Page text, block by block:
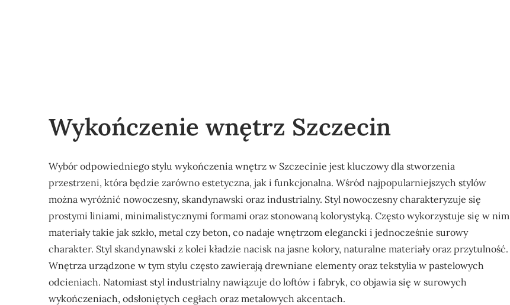
Wykończenie wnętrz Szczecin
Wybór odpowiedniego stylu wykończenia wnętrz w Szczecinie jest kluczowy dla stworzenia
przestrzeni, która będzie zarówno estetyczna, jak i funkcjonalna. Wśród najpopularniejszych stylów
można wyróżnić nowoczesny, skandynawski oraz industrialny. Styl nowoczesny charakteryzuje się
prostymi liniami, minimalistycznymi formami oraz stonowaną kolorystyką. Często wykorzystuje się w nim
materiały takie jak szkło, metal czy beton, co nadaje wnętrzom elegancki i jednocześnie surowy
charakter. Styl skandynawski z kolei kładzie nacisk na jasne kolory, naturalne materiały oraz przytulność.
Wnętrza urządzone w tym stylu często zawierają drewniane elementy oraz tekstylia w pastelowych
odcieniach. Natomiast styl industrialny nawiązuje do loftów i fabryk, co objawia się w surowych
wykończeniach, odsłoniętych cegłach oraz metalowych akcentach.